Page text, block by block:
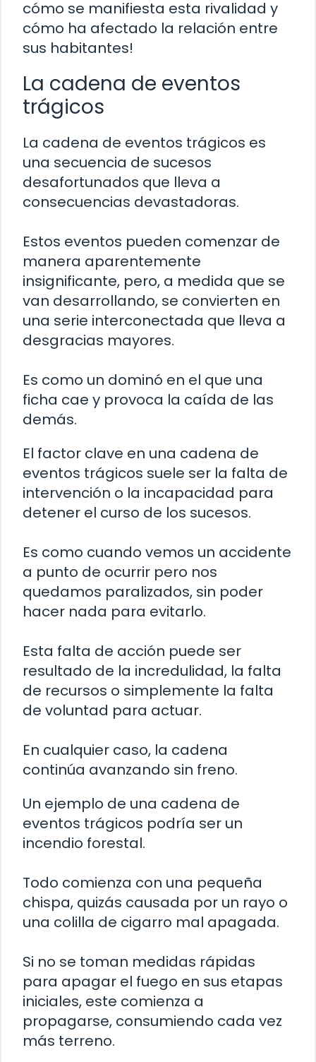
cómo se manifiesta esta rivalidad y
cómo ha afectado la relación entre
sus habitantes!
La cadena de eventos
trágicos
La cadena de eventos trágicos es
una secuencia de sucesos
desafortunados que lleva a
consecuencias devastadoras.
Estos eventos pueden comenzar de
manera aparentemente
insignificante, pero, a medida que se
van desarrollando, se convierten en
una serie interconectada que lleva a
desgracias mayores.
Es como un dominó en el que una
ficha cae y provoca la caída de las
demás.
El factor clave en una cadena de
eventos trágicos suele ser la falta de
intervención o la incapacidad para
detener el curso de los sucesos.
Es como cuando vemos un accidente
a punto de ocurrir pero nos
quedamos paralizados, sin poder
hacer nada para evitarlo.
Esta falta de acción puede ser
resultado de la incredulidad, la falta
de recursos o simplemente la falta
de voluntad para actuar.
En cualquier caso, la cadena
continúa avanzando sin freno.
Un ejemplo de una cadena de
eventos trágicos podría ser un
incendio forestal.
Todo comienza con una pequeña
chispa, quizás causada por un rayo o
una colilla de cigarro mal apagada.
Si no se toman medidas rápidas
para apagar el fuego en sus etapas
iniciales, este comienza a
propagarse, consumiendo cada vez
más terreno.